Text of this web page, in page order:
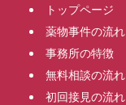
トップページ
薬物事件の流れ
事務所の特徴
無料相談の流れ
初回接見の流れ